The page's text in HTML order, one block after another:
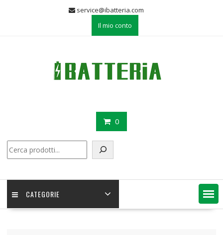
service@ibatteria.com
Il mio conto
0
CATEGORIE